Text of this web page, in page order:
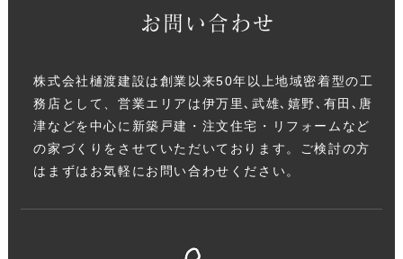
お問い合わせ
株式会社樋渡建設は創業以来50年以上地域密着型の工
務店として、営業エリアは伊万里､武雄､嬉野､有田､唐
津などを中心に新築戸建・注文住宅・リフォームなど
の家づくりをさせていただいております。ご検討の方
はまずはお気軽にお問い合わせください。